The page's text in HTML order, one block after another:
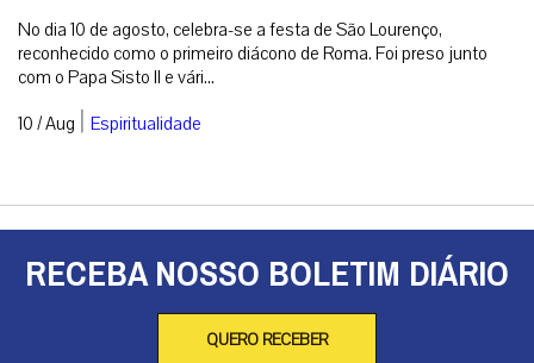
No dia 10 de agosto, celebra-se a festa de São Lourenço,
reconhecido como o primeiro diácono de Roma. Foi preso junto
com o Papa Sisto II e vári...
10 / Aug | Espiritualidade
RECEBA NOSSO BOLETIM DIÁRIO
QUERO RECEBER